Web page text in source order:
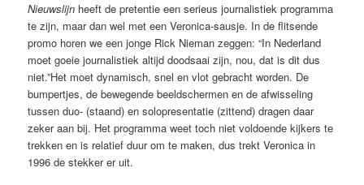
Nieuwslijn heeft de pretentie een serieus journalistiek programma
te zijn, maar dan wel met een Veronica-sausje. In de flitsende
promo horen we een jonge Rick Nieman zeggen: “In Nederland
moet goeie journalistiek altijd doodsaai zijn, nou, dat is dit dus
niet.”Het moet dynamisch, snel en vlot gebracht worden. De
bumpertjes, de bewegende beeldschermen en de afwisseling
tussen duo- (staand) en solopresentatie (zittend) dragen daar
zeker aan bij. Het programma weet toch niet voldoende kijkers te
trekken en is relatief duur om te maken, dus trekt Veronica in
1996 de stekker er uit.